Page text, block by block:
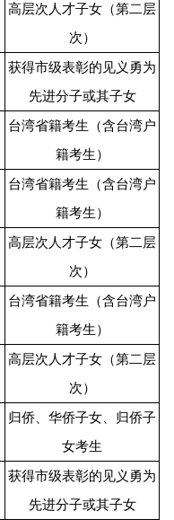
高层次人才子女（第二层
次）
获得市级表彰的见义勇为
先进分子或其子女
台湾省籍考生（含台湾户
籍考生）
台湾省籍考生（含台湾户
籍考生）
高层次人才子女（第二层
次）
台湾省籍考生（含台湾户
籍考生）
高层次人才子女（第二层
次）
归侨、华侨子女、归侨子
女考生
获得市级表彰的见义勇为
先进分子或其子女